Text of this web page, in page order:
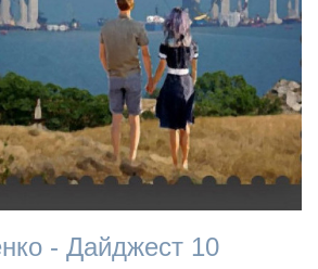
- Дайджест 10